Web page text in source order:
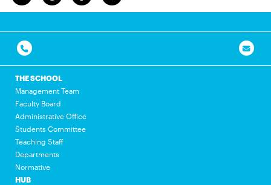
THE SCHOOL
Management Team
Faculty Board
Administrative Office
Students Committee
Teaching Staff
Departments
Normative
HUB